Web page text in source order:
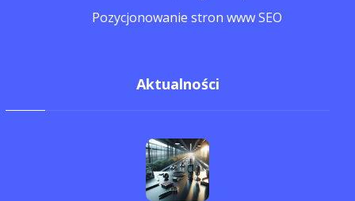
Pozycjonowanie stron www SEO
Aktualności